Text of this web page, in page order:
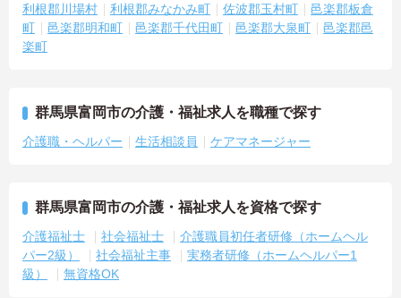
介護業界への第一歩を踏み出せます
・経験不問
・学歴不問
ご興味ある方には、面接のポイントなど、さらに詳細をお話致しま
利根郡川場村
利根郡みなかみ町 佐波郡玉村町
邑楽郡板倉
町
邑楽郡明和町 邑楽郡千代田町 邑楽郡大泉町
邑楽郡邑
楽町
群馬県富岡市の介護・福祉求人を職種で探す
介護職・ヘルパー 生活相談員 ケアマネージャー
群馬県富岡市の介護・福祉求人を資格で探す
介護福祉士 社会福祉士
介護職員初任者研修（ホームヘル
パー2級）
社会福祉主事
実務者研修（ホームヘルパー1
級）
無資格OK